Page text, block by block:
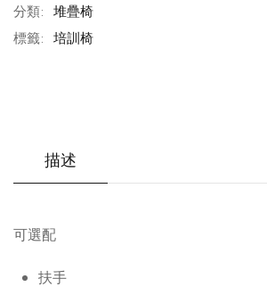
分類: 堆疊椅
標籤: 培訓椅
描述
可選配
扶手